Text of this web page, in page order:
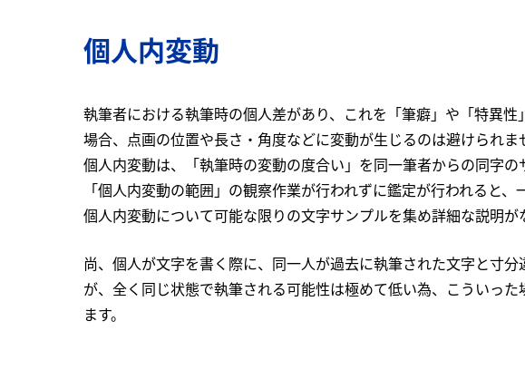
個人内変動
執筆者における執筆時の個人差があり、これを「筆癖」や「特異
場合、点画の位置や長さ・角度などに変動が生じるのは避けられま
個人内変動は、「執筆時の変動の度合い」を同一筆者からの同字
「個人内変動の範囲」の観察作業が行われずに鑑定が行われると
個人内変動について可能な限りの文字サンプルを集め詳細な説明が
尚、個人が文字を書く際に、同一人が過去に執筆された文字と寸
が、全く同じ状態で執筆される可能性は極めて低い為、こういっ
ます。